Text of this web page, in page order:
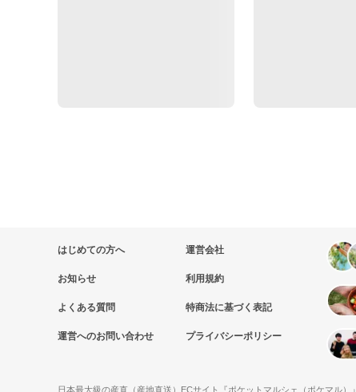
はじめての方へ
お知らせ
よくある質問
運営へのお問い合わせ
運営会社
利用規約
特商法に基づく表記
プライバシーポリシー
日本最大級の産直（産地直送）ECサイト『ポケットマルシェ（ポケマル）』